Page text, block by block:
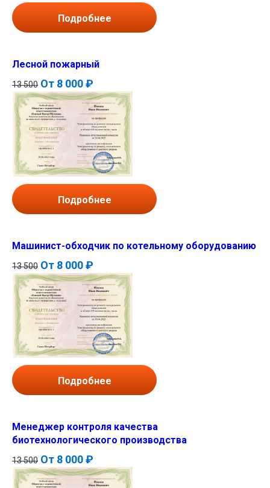
Подробнее
Лесной пожарный
13 500 От 8 000 ₽
Подробнее
Машинист-обходчик по котельному оборудованию
13 500 От 8 000 ₽
Подробнее
Менеджер контроля качества
биотехнологического производства
13 500 От 8 000 ₽